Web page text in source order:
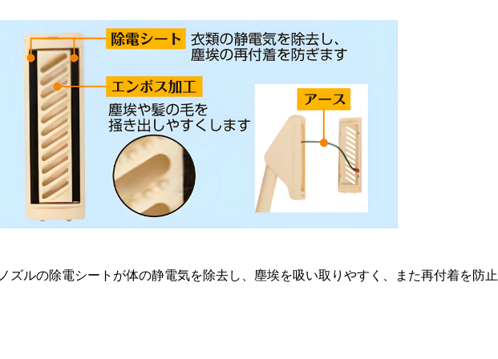
ノズルの除電シートが体の静電気を除去し、塵埃を吸い取りやすく、また再付着を防